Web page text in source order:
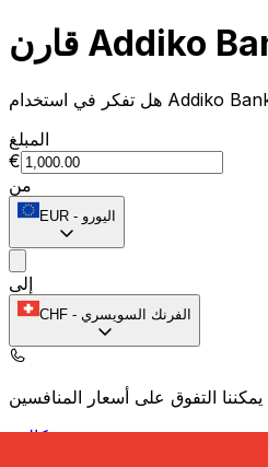
المبلغ
€
من
EUR - اليورو
إلى
CHF - الفرنك السويسري
حدد موعد مكالمة